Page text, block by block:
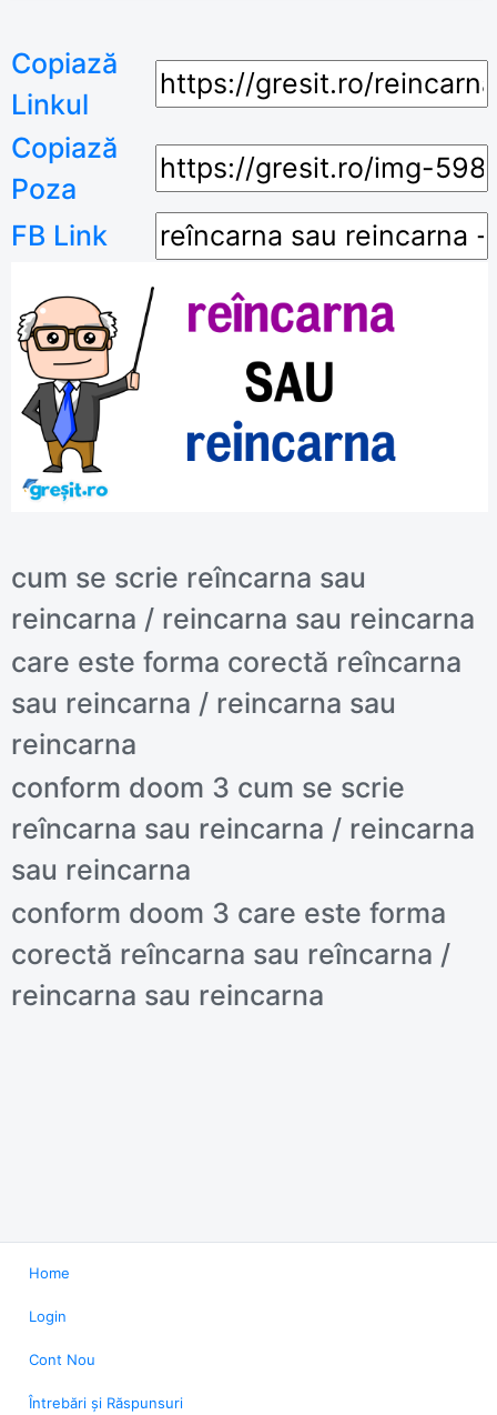
Copiază
Linkul
Copiază
Poza
FB Link
cum se scrie reîncarna sau
reincarna / reincarna sau reincarna
care este forma corectă reîncarna
sau reincarna / reincarna sau
reincarna
conform doom 3 cum se scrie
reîncarna sau reincarna / reincarna
sau reincarna
conform doom 3 care este forma
corectă reîncarna sau reîncarna /
reincarna sau reincarna
Home
Login
Cont Nou
Întrebări și Răspunsuri